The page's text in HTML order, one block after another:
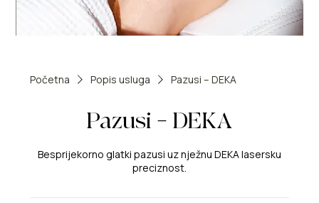
Početna Popis usluga Pazusi – DEKA
Pazusi – DEKA
Besprijekorno glatki pazusi uz nježnu DEKA lasersku
preciznost.